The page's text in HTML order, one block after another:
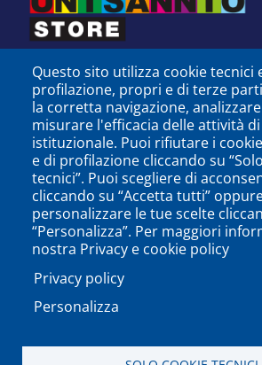
SEGUICI SU
PODCAST
Questo sito utilizza cookie tecnici
profilazione, propri e di terze
la corretta navigazione,
misurare l'efficacia delle attività
istituzionale. Puoi rifiutare i
e di profilazione cliccando su
tecnici”. Puoi scegliere di
cliccando su “Accetta tutti”
personalizzare le tue scelte
“Personalizza”. Per maggiori
nostra Privacy e cookie policy
Privacy policy
Personalizza